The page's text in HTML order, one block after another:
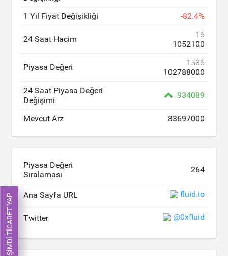
1 Yıl Fiyat Değişikliği
-82.4%
24 Saat Hacim
16
1052100
Piyasa Değeri
1586
102788000
24 Saat Piyasa Değeri
Değişimi
934089
Mevcut Arz 83697000
Piyasa Değeri
Sıralaması
264
Ana Sayfa URL fluid.io
Twitter @0xfluid
ŞIMDI TICARET YAP